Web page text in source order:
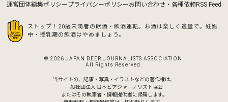
運営団体編集ポリシープライバシーポリシーお問い合わせ・各種依頼RSS Feed
ストップ！20歳未満者の飲酒・飲酒運転。お酒は楽しく適量で。 妊娠
中・授乳期の飲酒はやめましょう。
© 2026 JAPAN BEER JOURNALISTS ASSOCIATION.
All Rights Reserved.
当サイトの、記事・写真・イラストなどの著作権は、
一般社団法人 日本ビアジャーナリスト協会
またはその執筆者・情報提供者に帰属します。